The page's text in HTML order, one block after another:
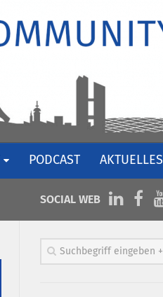
PODCAST AKTUELLES
SOCIAL WEB